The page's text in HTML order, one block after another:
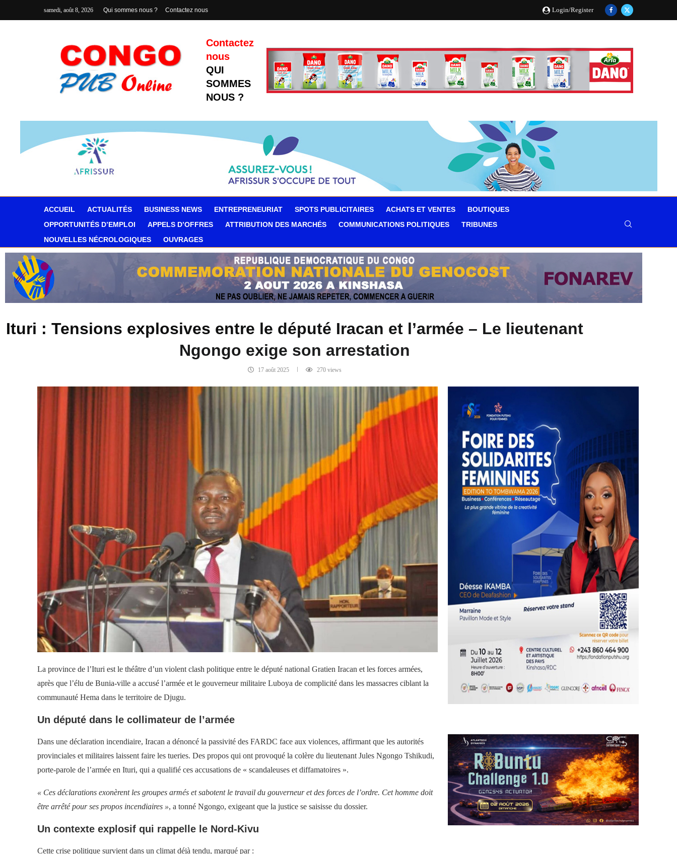
samedi, août 8, 2026 Qui sommes nous ? Contactez nous Login/Register
Contactez
nous
QUI
SOMMES
NOUS ?
ACCUEIL ACTUALITÉS BUSINESS NEWS ENTREPRENEURIAT SPOTS PUBLICITAIRES ACHATS ET VENTES
BOUTIQUES
OPPORTUNITÉS D’EMPLOI
APPELS D’OFFRES ATTRIBUTION DES MARCHÉS COMMUNICATIONS POLITIQUES
TRIBUNES
NOUVELLES NÉCROLOGIQUES
OUVRAGES
Ituri : Tensions explosives entre le député Iracan et l’armée – Le lieutenant
Ngongo exige son arrestation
17 août 2025 270 views
La province de l’Ituri est le théâtre d’un violent clash politique entre le député national Gratien Iracan et les forces armées,
après que l’élu de Bunia-ville a accusé l’armée et le gouverneur militaire Luboya de complicité dans les massacres ciblant la
communauté Hema dans le territoire de Djugu.
Un député dans le collimateur de l’armée
Dans une déclaration incendiaire, Iracan a dénoncé la passivité des FARDC face aux violences, affirmant que les autorités
provinciales et militaires laissent faire les tueries. Des propos qui ont provoqué la colère du lieutenant Jules Ngongo Tshikudi,
porte-parole de l’armée en Ituri, qui a qualifié ces accusations de « scandaleuses et diffamatoires ».
« Ces déclarations exonèrent les groupes armés et sabotent le travail du gouverneur et des forces de l’ordre. Cet homme doit
être arrêté pour ses propos incendiaires », a tonné Ngongo, exigeant que la justice se saisisse du dossier.
Un contexte explosif qui rappelle le Nord-Kivu
Cette crise politique survient dans un climat déjà tendu, marqué par :